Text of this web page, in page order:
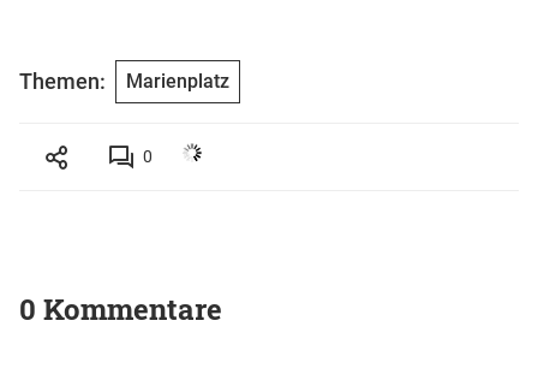
Themen: Marienplatz
0
0 Kommentare